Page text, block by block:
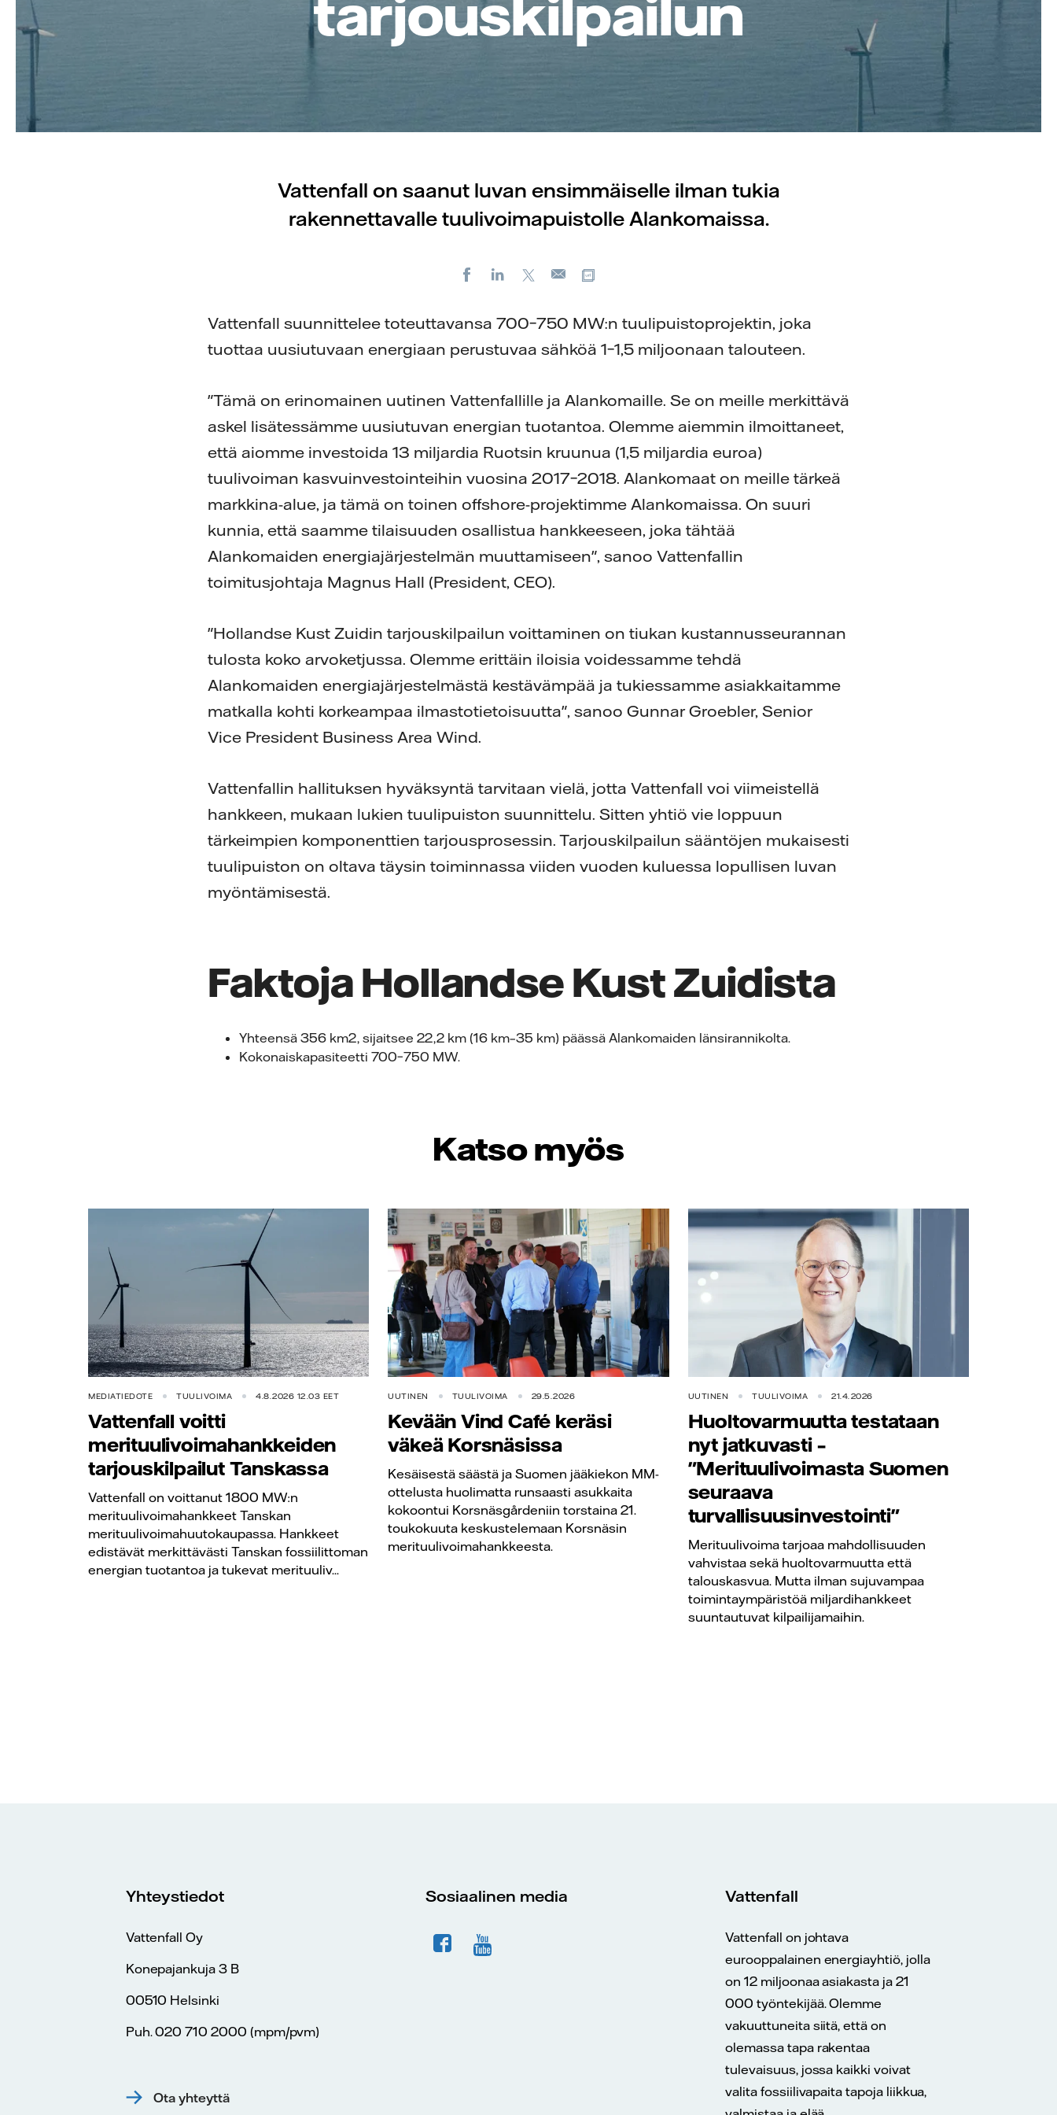
Vattenfall on saanut luvan ensimmäiselle ilman tukia
rakennettavalle tuulivoimapuistolle Alankomaissa.
FacebookLinkedIn
X Sähköposti
Vattenfall suunnittelee toteuttavansa 700–750 MW:n tuulipuistoprojektin, joka
tuottaa uusiutuvaan energiaan perustuvaa sähköä 1–1,5 miljoonaan talouteen.
"Tämä on erinomainen uutinen Vattenfallille ja Alankomaille. Se on meille merkittävä
askel lisätessämme uusiutuvan energian tuotantoa. Olemme aiemmin ilmoittaneet,
että aiomme investoida 13 miljardia Ruotsin kruunua (1,5 miljardia euroa)
tuulivoiman kasvuinvestointeihin vuosina 2017–2018. Alankomaat on meille tärkeä
markkina-alue, ja tämä on toinen offshore-projektimme Alankomaissa. On suuri
kunnia, että saamme tilaisuuden osallistua hankkeeseen, joka tähtää
Alankomaiden energiajärjestelmän muuttamiseen", sanoo Vattenfallin
toimitusjohtaja Magnus Hall (President, CEO).
"Hollandse Kust Zuidin tarjouskilpailun voittaminen on tiukan kustannusseurannan
tulosta koko arvoketjussa. Olemme erittäin iloisia voidessamme tehdä
Alankomaiden energiajärjestelmästä kestävämpää ja tukiessamme asiakkaitamme
matkalla kohti korkeampaa ilmastotietoisuutta", sanoo Gunnar Groebler, Senior
Vice President Business Area Wind.
Vattenfallin hallituksen hyväksyntä tarvitaan vielä, jotta Vattenfall voi viimeistellä
hankkeen, mukaan lukien tuulipuiston suunnittelu. Sitten yhtiö vie loppuun
tärkeimpien komponenttien tarjousprosessin. Tarjouskilpailun sääntöjen mukaisesti
tuulipuiston on oltava täysin toiminnassa viiden vuoden kuluessa lopullisen luvan
myöntämisestä.
Faktoja Hollandse Kust Zuidista
Yhteensä 356 km2, sijaitsee 22,2 km (16 km–35 km) päässä Alankomaiden länsirannikolta.
Kokonaiskapasiteetti 700–750 MW.
Katso myös
MEDIATIEDOTE TUULIVOIMA 4.8.2026 12.03 EET
Vattenfall voitti
merituulivoimahankkeiden
tarjouskilpailut Tanskassa
Vattenfall on voittanut 1800 MW:n
merituulivoimahankkeet Tanskan
merituulivoimahuutokaupassa. Hankkeet
edistävät merkittävästi Tanskan fossiilittoman
energian tuotantoa ja tukevat merituuliv...
UUTINEN TUULIVOIMA 29.5.2026
Kevään Vind Café keräsi
väkeä Korsnäsissa
Kesäisestä säästä ja Suomen jääkiekon MM-
ottelusta huolimatta runsaasti asukkaita
kokoontui Korsnäsgårdeniin torstaina 21.
toukokuuta keskustelemaan Korsnäsin
merituulivoimahankkeesta.
UUTINEN TUULIVOIMA 21.4.2026
Huoltovarmuutta testataan
nyt jatkuvasti –
"Merituulivoimasta Suomen
seuraava
turvallisuusinvestointi"
Merituulivoima tarjoaa mahdollisuuden
vahvistaa sekä huoltovarmuutta että
talouskasvua. Mutta ilman sujuvampaa
toimintaympäristöä miljardihankkeet
suuntautuvat kilpailijamaihin.
Yhteystiedot
Vattenfall Oy
Konepajankuja 3 B
00510 Helsinki
Puh. 020 710 2000 (mpm/pvm)
Ota yhteyttä
Sosiaalinen media Vattenfall
Vattenfall on johtava
eurooppalainen energiayhtiö, jolla
on 12 miljoonaa asiakasta ja 21
000 työntekijää. Olemme
vakuuttuneita siitä, että on
olemassa tapa rakentaa
tulevaisuus, jossa kaikki voivat
valita fossiilivapaita tapoja liikkua,